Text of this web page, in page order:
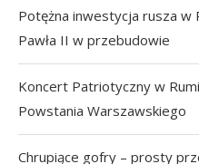
Potężna inwestycja rusza w
Pawła II w przebudowie
Koncert Patriotyczny w
Powstania Warszawskiego
Chrupiące gofry – prosty